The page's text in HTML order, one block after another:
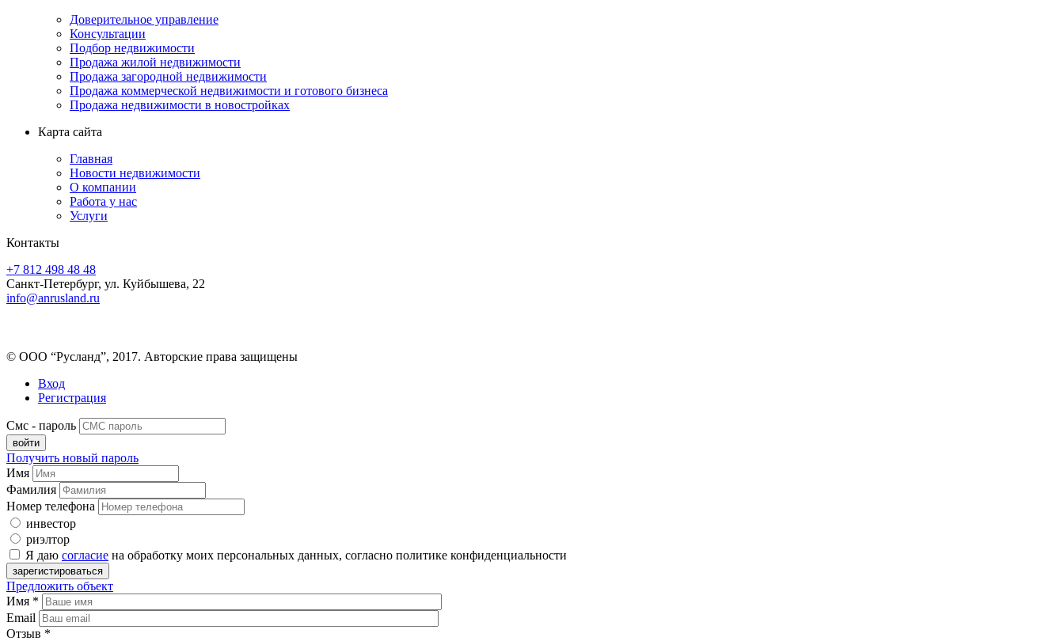
Доверительное управление
Консультации
Подбор недвижимости
Продажа жилой недвижимости
Продажа загородной недвижимости
Продажа коммерческой недвижимости и готового бизнеса
Продажа недвижимости в новостройках
Карта сайта
Главная
Новости недвижимости
О компании
Работа у нас
Услуги
Контакты
+7 812 498 48 48
Санкт-Петербург, ул. Куйбышева, 22
info@anrusland.ru
© ООО “Русланд”, 2017. Авторские права защищены
Вход
Регистрация
Смс - пароль
Получить новый пароль
Имя
Фамилия
Номер телефона
инвестор
риэлтор
Я даю согласие на обработку моих персональных данных, согласно политике конфиденциальности
Предложить объект
Имя *
Email
Отзыв *